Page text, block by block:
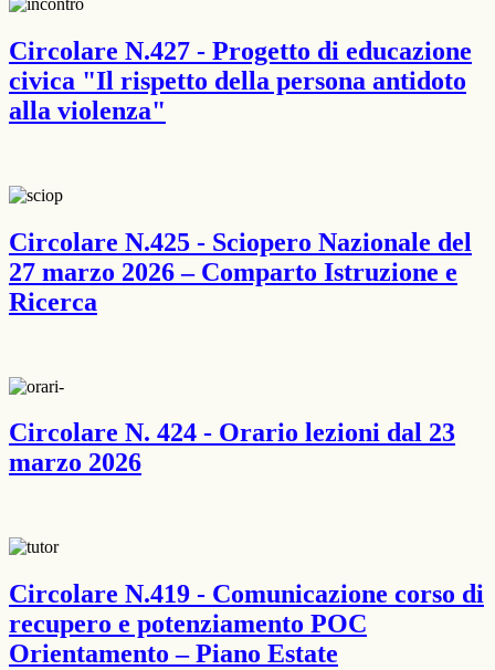
Circolare N.427 - Progetto di educazione
civica "Il rispetto della persona antidoto
alla violenza"
Circolare N.425 - Sciopero Nazionale del
27 marzo 2026 – Comparto Istruzione e
Ricerca
Circolare N. 424 - Orario lezioni dal 23
marzo 2026
Circolare N.419 - Comunicazione corso di
recupero e potenziamento POC
Orientamento – Piano Estate